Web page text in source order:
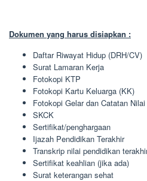
Dokumen yang harus disiapkan :
Daftar Riwayat Hidup (DRH/CV)
Surat Lamaran Kerja
Fotokopi KTP
Fotokopi Kartu Keluarga (KK)
Fotokopi Gelar dan Catatan Nilai
SKCK
Sertifikat/penghargaan
Ijazah Pendidikan Terakhir
Transkrip nilai pendidikan
Sertifikat keahlian (jika ada)
Surat keterangan sehat